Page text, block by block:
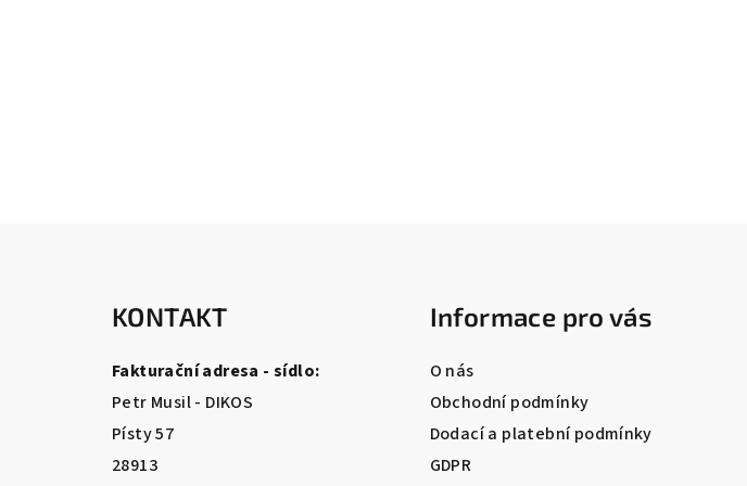
KONTAKT
Fakturační adresa - sídlo:
Petr Musil - DIKOS
Písty 57
28913
Informace pro vás
O nás
Obchodní podmínky
Dodací a platební podmínky
GDPR